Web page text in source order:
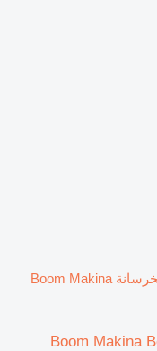
ذراع صب الخرسانة Boom Makina
Boom Makina